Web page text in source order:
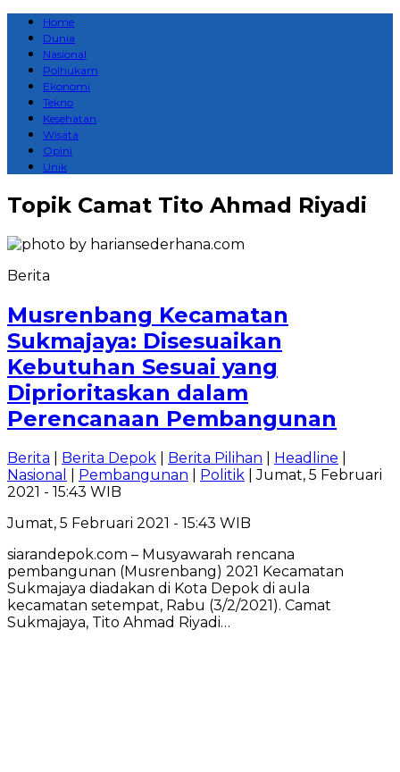
Home
Dunia
Nasional
Polhukam
Ekonomi
Tekno
Kesehatan
Wisata
Opini
Unik
Topik Camat Tito Ahmad Riyadi
Berita
Musrenbang Kecamatan
Sukmajaya: Disesuaikan
Kebutuhan Sesuai yang
Diprioritaskan dalam
Perencanaan Pembangunan
Berita Berita Depok Berita Pilihan Headline
Nasional
Pembangunan Politik | Jumat, 5 Februari
2021 - 15:43 WIB
Jumat, 5 Februari 2021 - 15:43 WIB
siarandepok.com – Musyawarah rencana
pembangunan (Musrenbang) 2021 Kecamatan
Sukmajaya diadakan di Kota Depok di aula
kecamatan setempat, Rabu (3/2/2021). Camat
Sukmajaya, Tito Ahmad Riyadi…